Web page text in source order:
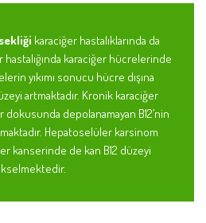
karaciğer hastalıklarında da
karaciğer hücrelerinde
yıkımı sonucu hücre dışına
artmaktadır. Kronik karaciğer
dokusunda depolanamayan B12’nin
Hepatoselüler karsinom
kanserinde de kan B12 düzeyi